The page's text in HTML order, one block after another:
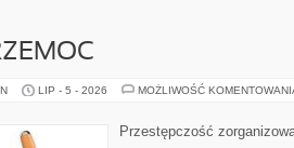
LIP - 5 - 2026 MOŻLIWOŚĆ
Przestępczość